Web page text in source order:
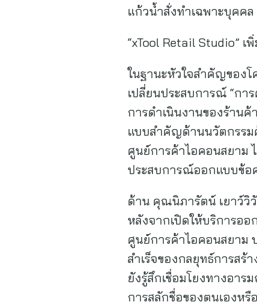
แก้วน้ำสั่งทำเฉพาะบุคค
“xTool Retail Studio”
ในฐานะหัวใจสำคัญของโ
เปลี่ยนประสบการณ์ “กา
การดำเนินงานของร้านค้
แบบสำคัญด้านนวัตกรรม
ศูนย์การค้าไอคอนสยาม
ประสบการณ์ออกแบบข้อ
ด้าน คุณนิภารัตน์ เยาว์วิ
หลังจากเปิดให้บริการอ
ศูนย์การค้าไอคอนสยาม
สำเร็จของกลยุทธ์การสร้
ยังรู้สึกเชื่อมโยงทางอาร
การสลักชื่อของตนเองห